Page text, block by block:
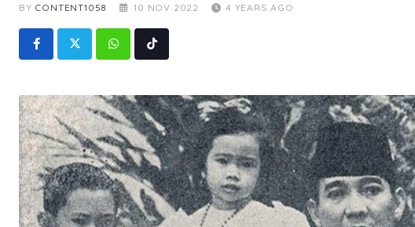
BY CONTENT1058 10 NOV 2022 4 YEARS AGO
WhatsappTiktok